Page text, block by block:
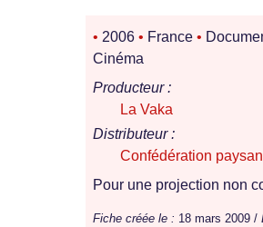
• 2006 • France •
Cinéma
Producteur :
La Vaka
Distributeur :
Confédération
Pour une projection non
Fiche créée le : 18 mars 2009 /